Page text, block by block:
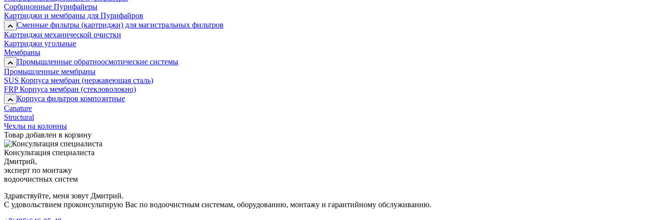
Сорбционные Пурифайеры
Картриджи и мембраны для Пурифайров
Сменные фильтры (картриджи) для магистральных фильтров
Картриджи механической очистки
Картриджи угольные
Мембраны
Промышленные обратноосмотические системы
Промышленные мембраны
SUS Корпуса мембран (нержавеющая сталь)
FRP Корпуса мембран (стекловолокно)
Корпуса фильтров композитные
Canature
Structural
Чехлы на колонны
Товар добавлен в корзину
Консультация специалиста
Дмитрий,
эксперт по монтажу
водоочистных систем
Здравствуйте, меня зовут Дмитрий.
С удовольствием проконсультирую Вас по водоочистным системам, оборудованию, монтажу и гарантийному обслуживанию.